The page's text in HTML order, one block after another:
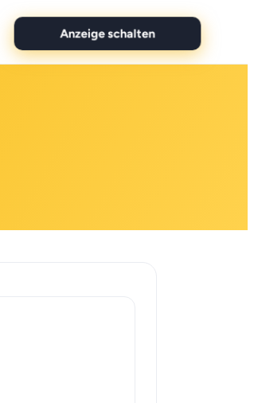
Anzeige schalten